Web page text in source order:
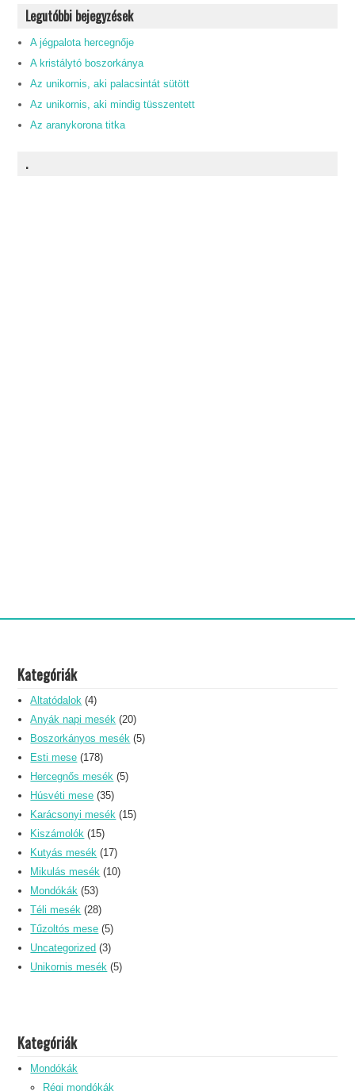
Legutóbbi bejegyzések
A jégpalota hercegnője
A kristálytó boszorkánya
Az unikornis, aki palacsintát sütött
Az unikornis, aki mindig tüsszentett
Az aranykorona titka
.
Kategóriák
Altatódalok (4)
Anyák napi mesék (20)
Boszorkányos mesék (5)
Esti mese (178)
Hercegnős mesék (5)
Húsvéti mese (35)
Karácsonyi mesék (15)
Kiszámolók (15)
Kutyás mesék (17)
Mikulás mesék (10)
Mondókák (53)
Téli mesék (28)
Tűzoltós mese (5)
Uncategorized (3)
Unikornis mesék (5)
Kategóriák
Mondókák
Régi mondókák